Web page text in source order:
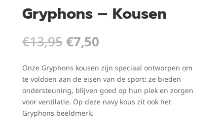
Gryphons – Kousen
€13,95 Oorspronkelijke
prijs
was:
€13,95.
€7,50Huidige
is:
€7,50.
Onze Gryphons kousen zijn speciaal ontworpen om
te voldoen aan de eisen van de sport: ze bieden
ondersteuning, blijven goed op hun plek en zorgen
voor ventilatie. Op deze navy kous zit ook het
Gryphons beeldmerk.